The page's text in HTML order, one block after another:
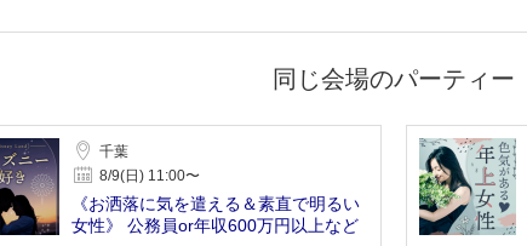
同じ会場のパーティー
千葉
8/9(日) 11:00〜
《お洒落に気を遣える＆素直で明るい
女性》 公務員or年収600万円以上など